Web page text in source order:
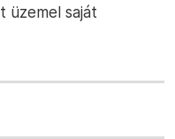
üzemel saját